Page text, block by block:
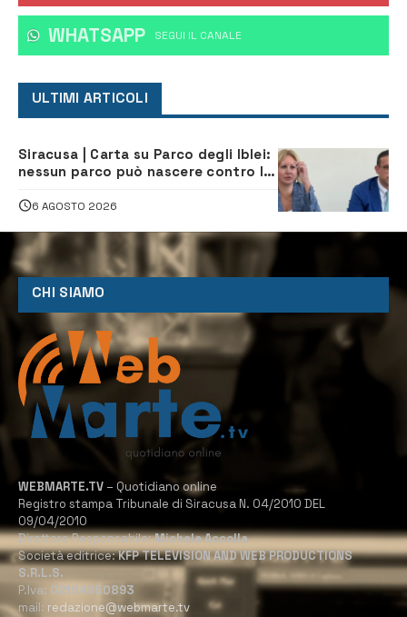
WHATSAPP ‎SEGUI IL CANALE
ULTIMI ARTICOLI
Siracusa | Carta su Parco degli Iblei:
nessun parco può nascere contro le
6 AGOSTO 2026
CHI SIAMO
WEBMARTE.TV – Quotidiano online
Registro stampa Tribunale di Siracusa N. 04/2010 DEL
09/04/2010
Direttore Responsabile:Michele Accolla
Società editrice:KFP TELEVISION AND WEB PRODUCTIONS
S.R.L.S.
P.Iva: 02184950893
mail: redazione@webmarte.tv